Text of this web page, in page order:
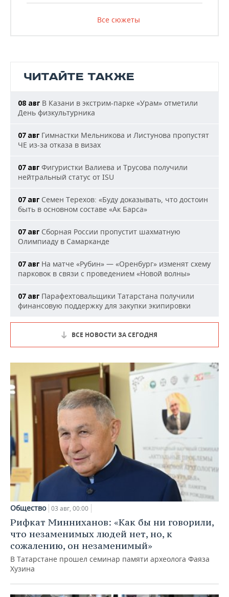
Все сюжеты
ЧИТАЙТЕ ТАКЖЕ
08 авг В Казани в экстрим-парке «Урам» отметили
День физкультурника
07 авг Гимнастки Мельникова и Листунова пропустят
ЧЕ из-за отказа в визах
07 авг Фигуристки Валиева и Трусова получили
нейтральный статус от ISU
07 авг Семен Терехов: «Буду доказывать, что достоин
быть в основном составе «Ак Барса»
07 авг Сборная России пропустит шахматную
Олимпиаду в Самарканде
07 авг На матче «Рубин» — «Оренбург» изменят схему
парковок в связи с проведением «Новой волны»
07 авг Парафехтовальщики Татарстана получили
финансовую поддержку для закупки экипировки
ВСЕ НОВОСТИ ЗА СЕГОДНЯ
Общество 03 авг, 00:00
Рифкат Минниханов: «Как бы ни говорили,
что незаменимых людей нет, но, к
сожалению, он незаменимый»
В Татарстане прошел семинар памяти археолога Фаяза
Хузина